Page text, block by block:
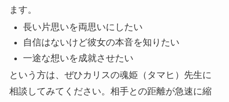
ます。
長い片思いを両思いにしたい
自信はないけど彼女の本音を知りたい
一途な想いを成就させたい
という方は、ぜひカリスの魂姫（タマヒ）先生に
相談してみてください。相手との距離が急速に縮